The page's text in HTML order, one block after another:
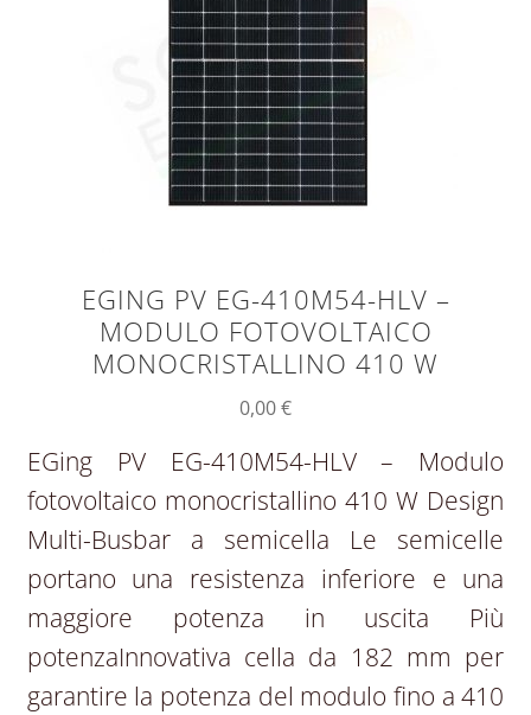
EGING PV EG-410M54-HLV –
MODULO FOTOVOLTAICO
MONOCRISTALLINO 410 W
0,00€
EGing PV EG-410M54-HLV – Modulo
fotovoltaico monocristallino 410 W Design
Multi-Busbar a semicella Le semicelle
portano una resistenza inferiore e una
maggiore potenza in uscita Più
potenzaInnovativa cella da 182 mm per
garantire la potenza del modulo fino a 410